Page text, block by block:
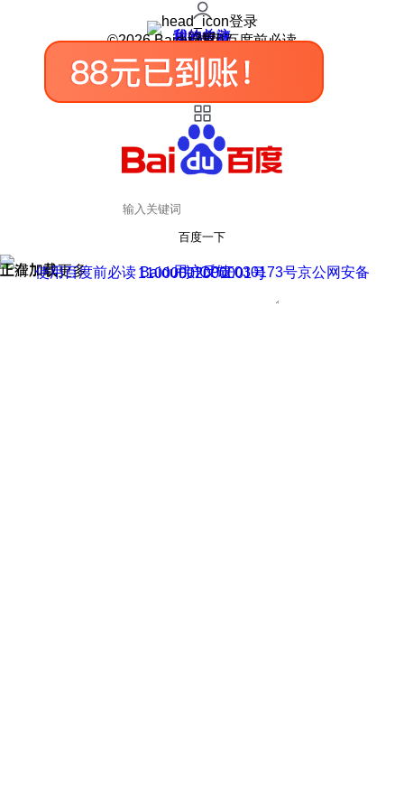
登录
我的关注
我的收藏
皮肤中心
用户反馈
设置
©2026 Baidu 使用百度前必读
百度一下
正在加载
上滑加载更多 用户反馈
使用百度前必读 Baidu 京ICP证030173号
京公网安备11000002000001号